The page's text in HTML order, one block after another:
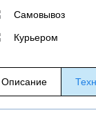
Самовывоз
Курьером
Описание